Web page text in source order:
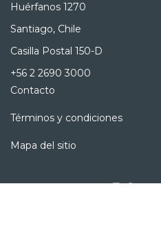
Huérfanos 1270
Santiago, Chile
Casilla Postal 150-D
+56 2 2690 3000
Contacto
Términos y condiciones
Mapa del sitio